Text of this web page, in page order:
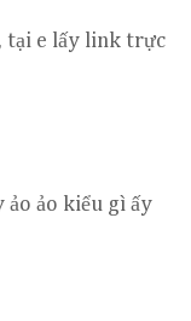
tại e lấy link trực
ảo ảo kiểu gì ấy